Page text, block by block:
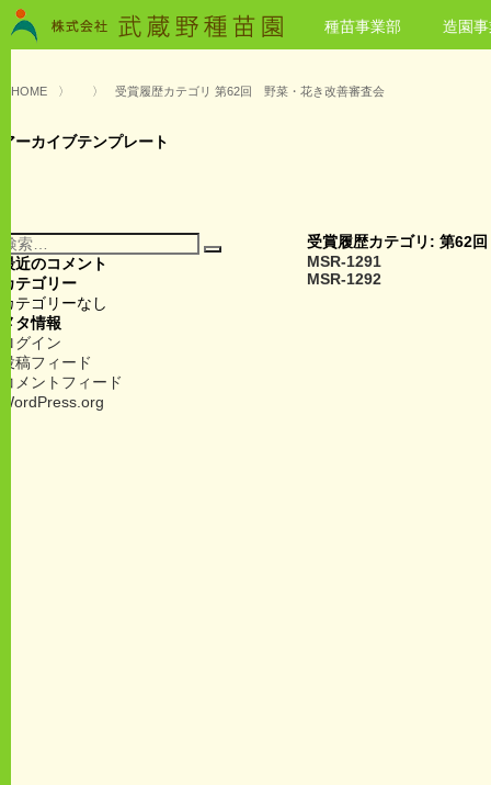
種苗事業部 造園
HOME 〉 〉 受賞履歴カテゴリ 第62回 野菜・花き改善審査会
アーカイブテンプレート
受賞履歴カテゴリ: 第62
MSR-1291
MSR-1292
検
索:
検
最近のコメント
カテゴリー
カテゴリーなし
メタ情報
ログイン
投稿フィード
コメントフィード
WordPress.org